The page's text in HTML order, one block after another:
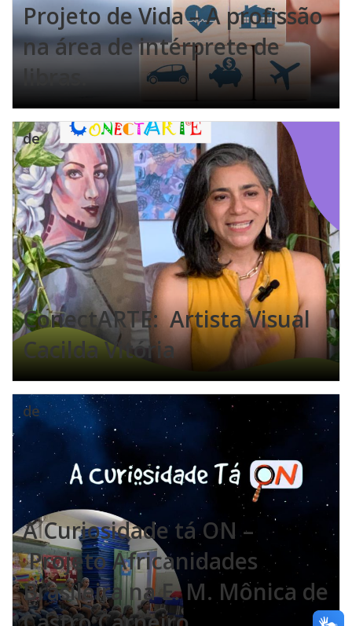
Projeto de Vida – A profissão
na área de intérprete de
libras.
ConectARTE: Artista Visual
Cacilda Vitória
de
A Curiosidade tá ON –
Projeto Africanidades
Brasileira na E. M. Mônica de
de